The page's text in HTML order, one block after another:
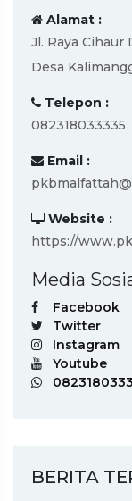
Alamat :
Jl. Raya
Desa
Telepon :
082318033335
Email :
Website :
https://
Media
Facebook
Twitter
Instagram
Youtube
BERITA